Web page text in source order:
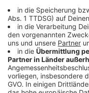
Auch die
und neu organisiert.
Obergeschoss in
Endoskopie. Dort
Doppelzimmer zur
Helios können damit